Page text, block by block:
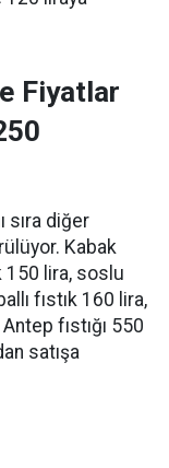
Fiyatlar
sıra diğer
Kabak
150 lira, soslu
fıstık 160 lira,
fıstığı 550
satışa